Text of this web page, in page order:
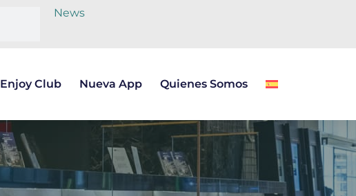
News
Enjoy Club Nueva App Quienes Somos